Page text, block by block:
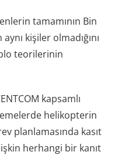
tamamının Bin
kişiler olmadığını
teorilerinin
kapsamlı
helikopterin
planlamasında kasıt
herhangi bir kanıt